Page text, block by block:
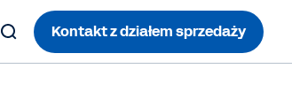
Kontakt z działem sprzedaży